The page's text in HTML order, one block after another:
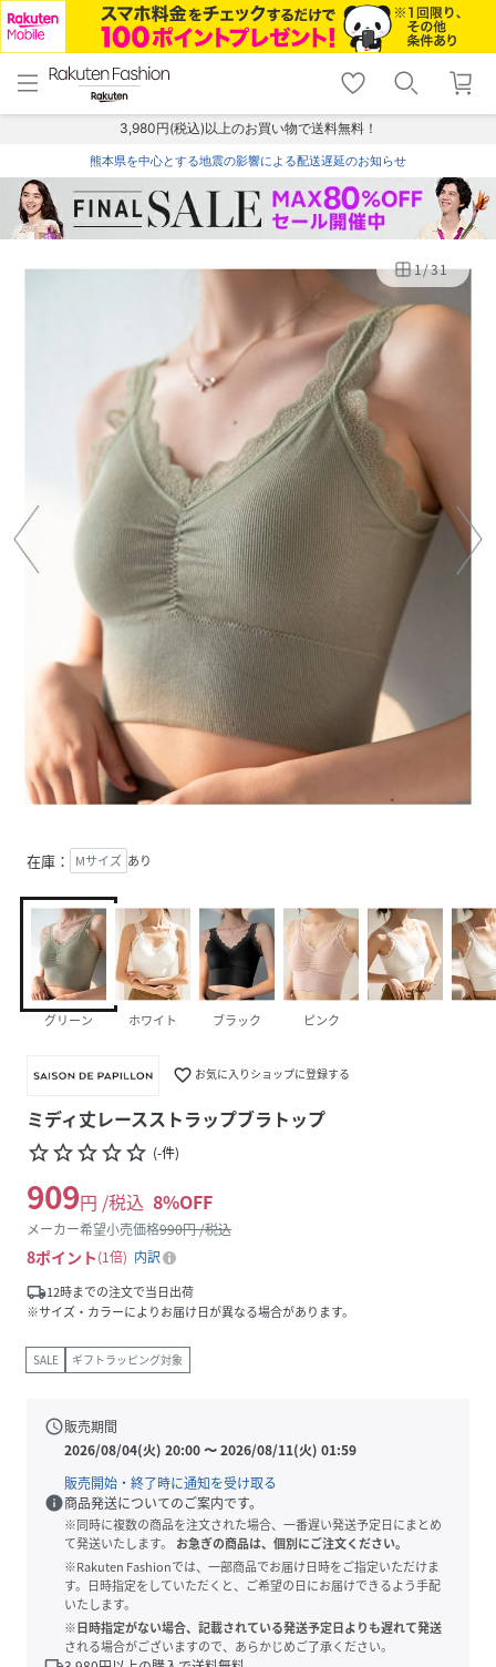
menu home
トップ
shopping_cart lock_outline
ログイン
3,980円(税込)以上のお買い物で送料無料！
熊本県を中心とする地震の影響による配送遅延のお知らせ
1/31
在庫： Mサイズ あり
グリーン ホワイト ブラック ピンク
favorite_border お気に入りショップに登録する
ミディ丈レースストラップブラトップ
star_borderstar_borderstar_borderstar_borderstar_border (-件)
909円 /税込 8%OFF
メーカー希望小売価格990円 /税込
8ポイント 1倍
内訳
local_shipping12時までの注文で当日出荷
※サイズ・カラーによりお届け日が異なる場合があります。
SALE ギフトラッピング対象
schedule販売期間
2026/08/04(火) 20:00〜2026/08/11(火) 01:59
販売開始・終了時に通知を受け取る
info商品発送についてのご案内です。
※同時に複数の商品を注文された場合、一番遅い発送予定日にまとめ
て発送いたします。
お急ぎの商品は、個別にご注文ください。
※Rakuten Fashionでは、一部商品でお届け日時をご指定いただけま
す。日時指定をしていただくと、ご希望の日にお届けできるよう手配
いたします。
※日時指定がない場合、記載されている発送予定日よりも遅れて発送
される場合がございますので、あらかじめご了承ください。